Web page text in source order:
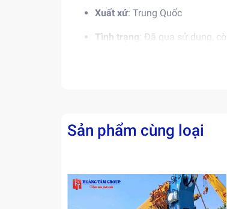
Xuất xứ: Trung Quốc
Tình trạng: Đã qua sử dụng,
Cấu trúc bền vững, phù hợp
Chi phí đầu tư hợp lý so với
Sản phẩm cùng loại